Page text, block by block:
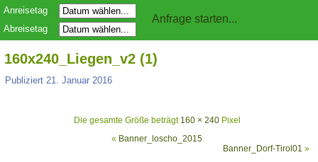
Anreisetag
Abreisetag
160x240_Liegen_v2 (1)
Publiziert 21. Januar 2016
Die gesamte Größe beträgt 160 × 240Pixel
« Banner_loscho_2015
Banner_Dorf-Tirol01 »